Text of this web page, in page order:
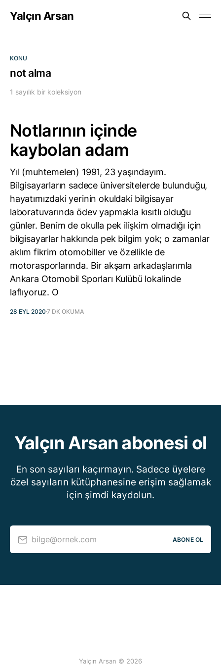
Yalçın Arsan
KONU
not alma
1 sayılık bir koleksiyon
Notlarının içinde
kaybolan adam
Yıl (muhtemelen) 1991, 23 yaşındayım.
Bilgisayarların sadece üniversitelerde bulunduğu,
hayatımızdaki yerinin okuldaki bilgisayar
laboratuvarında ödev yapmakla kısıtlı olduğu
günler. Benim de okulla pek ilişkim olmadığı için
bilgisayarlar hakkında pek bilgim yok; o zamanlar
aklım fikrim otomobiller ve özellikle de
motorasporlarında. Bir akşam arkadaşlarımla
Ankara Otomobil Sporları Kulübü lokalinde
laflıyoruz. O
28 EYL 2020 7 DK OKUMA
Yalçın Arsan abonesi ol
En son sayıları kaçırmayın. Sadece üyelere
özel sayıların kütüphanesine erişim sağlamak
için şimdi kaydolun.
bilge@ornek.com ABONE OL
Yalçın Arsan © 2026